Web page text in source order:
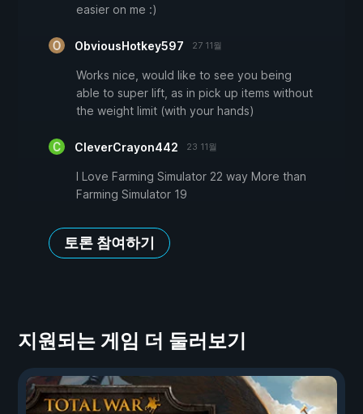
easier on me :)
ObviousHotkey597 27 11월
Works nice, would like to see you being
able to super lift, as in pick up items without
the weight limit (with your hands)
CleverCrayon442 23 11월
I Love Farming Simulator 22 way More than
Farming Simulator 19
토론 참여하기
지원되는 게임 더 둘러보기